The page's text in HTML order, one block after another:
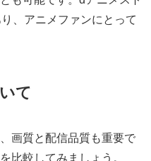
、アニメファンにとって
て
画質と配信品質も重要で
比較してみましょう。